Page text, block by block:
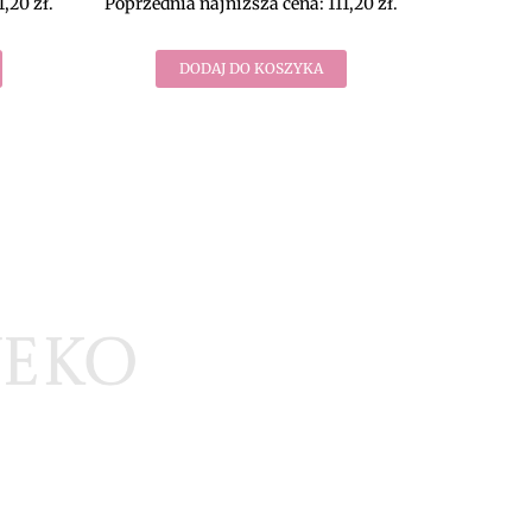
DODAJ DO KOSZYKA